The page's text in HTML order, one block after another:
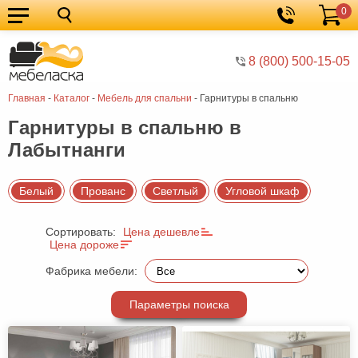
8 (800) 500-15-05
Корзина
0
Главная - Каталог - Мебель для спальни - Гарнитуры в спальню
Кухонные
гарнитуры
Мебель
для
кухни
Мебель
для
спальни
Кровати
Шкафы
Диваны
Мягкая
Мебель
прихожей
Комоды
Гарнитуры в спальню в
Лабытнанги
Белый Прованс Светлый Угловой шкаф
Сортировать:
Цена дешевле
Цена дороже
Фабрика мебели:
Параметры поиска